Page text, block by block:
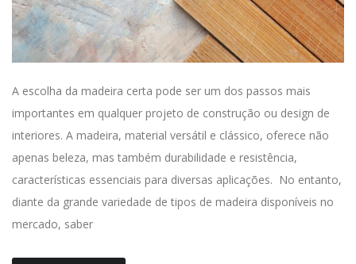
A escolha da madeira certa pode ser um dos passos mais
importantes em qualquer projeto de construção ou design de
interiores. A madeira, material versátil e clássico, oferece não
apenas beleza, mas também durabilidade e resistência,
características essenciais para diversas aplicações. No entanto,
diante da grande variedade de tipos de madeira disponíveis no
mercado, saber